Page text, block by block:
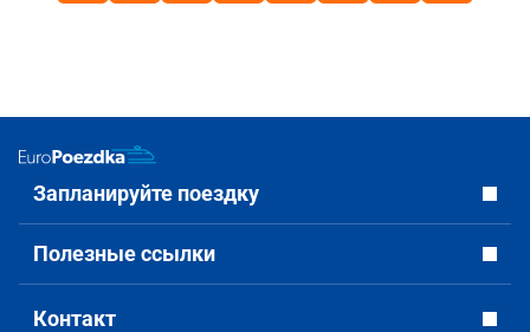
Запланируйте поездку
Полезные ссылки
Контакт